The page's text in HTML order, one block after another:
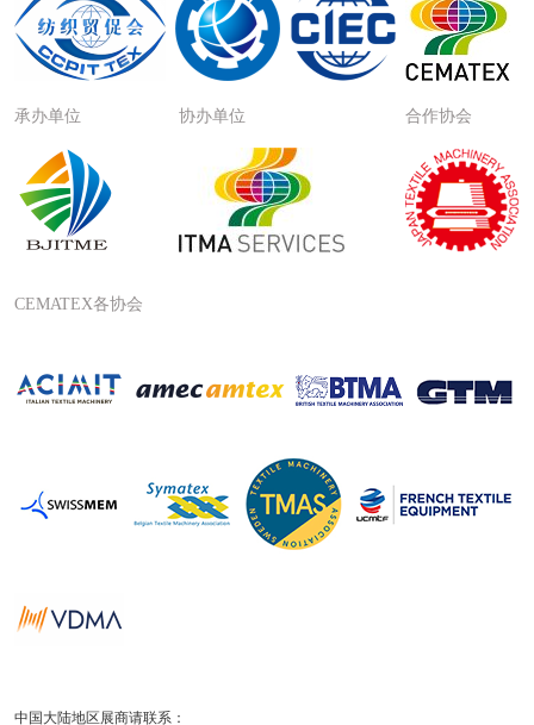
承办单位 协办单位 合作协会
CEMATEX各协会
中国大陆地区展商请联系：